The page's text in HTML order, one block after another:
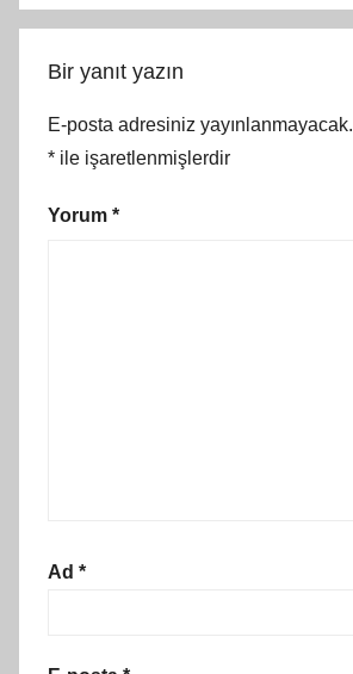
Bir yanıt yazın
E-posta adresiniz yayınlanmayacak.
* ile işaretlenmişlerdir
Yorum *
Ad *